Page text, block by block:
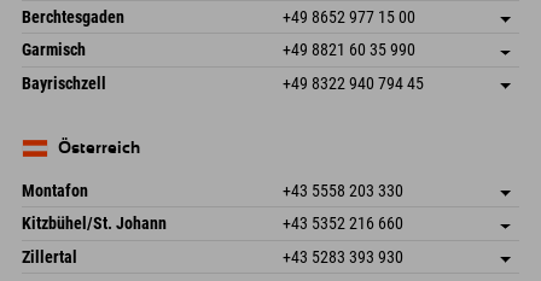
Deutschland
Buchen
An der Riese 45
87484 Nesselwang im Allgäu
Deutschland
Adresse speichern
Anreiseinfos
Buchen
Berchtesgaden +49 8652 977 15 00
Hofreitstr. 7
Deutschland
Adresse speichern
Buchen
Garmisch +49 8821 60 35 990
Frickenstraße 22
82490 Farchant
Adresse speichern
Anreiseinfos
Bayrischzell +49 8322 940 794 45
Deutschland
Österreich
Montafon +43 5558 203 330
Dorfstr. 127b
6793 Gaschurn/Montafon
Österreich
Adresse speichern
Buchen
Kitzbühel/St. Johann +43 5352 216 660
Speckbacherstraße 87
6380 St. Johann in Tirol
Adresse speichern
Anreiseinfos
Zillertal +43 5283 393 930